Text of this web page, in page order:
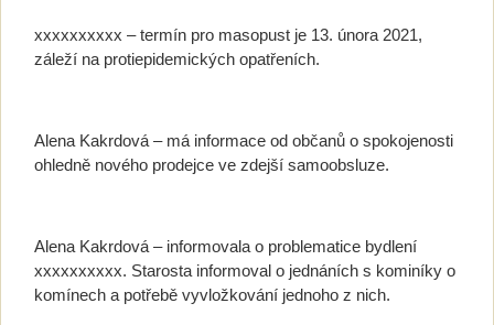
xxxxxxxxxx – termín pro masopust je 13. února 2021,
záleží na protiepidemických opatřeních.
Alena Kakrdová – má informace od občanů o spokojenosti
ohledně nového prodejce ve zdejší samoobsluze.
Alena Kakrdová – informovala o problematice bydlení
xxxxxxxxxx. Starosta informoval o jednáních s kominíky o
komínech a potřebě vyvložkování jednoho z nich.